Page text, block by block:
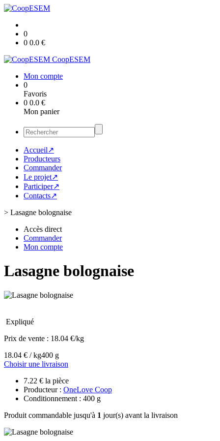
0
0 0.0 €
CoopESEM
Mon compte
0
Favoris
0 0.0 €
Mon panier
Accueil↗
Producteurs
Commander
Le projet↗
Participer↗
Contacts↗
> Lasagne bolognaise
Accès direct
Commander
Mon compte
Lasagne bolognaise
Expliqué
Prix de vente : 18.04 €/kg
18.04 € / kg400 g
Choisir une livraison
7.22 € la pièce
Producteur : OneLove Coop
Conditionnement : 400 g
Produit commandable jusqu'à 1 jour(s) avant la livraison